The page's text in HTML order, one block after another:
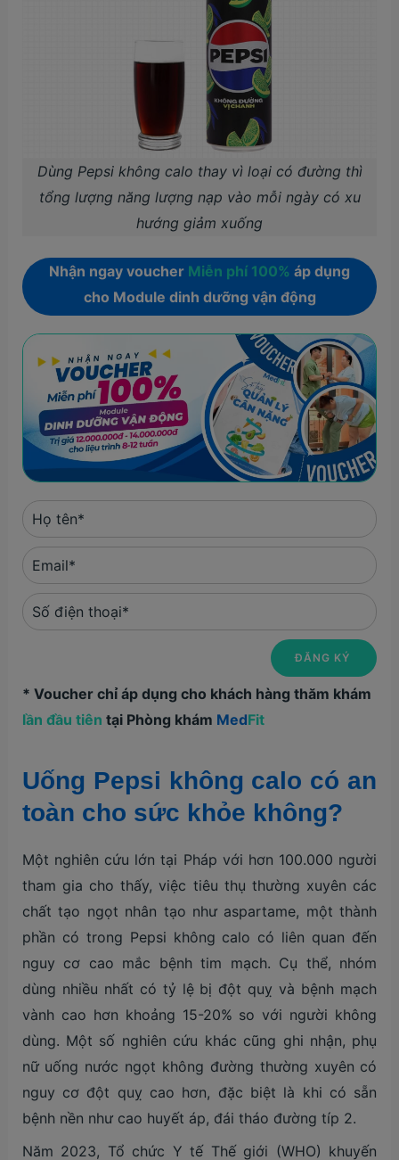
Dùng Pepsi không calo thay vì loại có đường thì
tổng lượng năng lượng nạp vào mỗi ngày có xu
hướng giảm xuống
Nhận ngay voucher Miễn phí 100% áp dụng
cho Module dinh dưỡng vận động
* Voucher chỉ áp dụng cho khách hàng thăm khám
lần đầu tiên tại Phòng khám MedFit
Uống Pepsi không calo có an
toàn cho sức khỏe không?
Một nghiên cứu lớn tại Pháp với hơn 100.000 người
tham gia cho thấy, việc tiêu thụ thường xuyên các
chất tạo ngọt nhân tạo như aspartame, một thành
phần có trong Pepsi không calo có liên quan đến
nguy cơ cao mắc bệnh tim mạch. Cụ thể, nhóm
dùng nhiều nhất có tỷ lệ bị đột quỵ và bệnh mạch
vành cao hơn khoảng 15-20% so với người không
dùng. Một số nghiên cứu khác cũng ghi nhận, phụ
nữ uống nước ngọt không đường thường xuyên có
nguy cơ đột quỵ cao hơn, đặc biệt là khi có sẵn
bệnh nền như cao huyết áp, đái tháo đường típ 2.
Năm 2023, Tổ chức Y tế Thế giới (WHO) khuyến